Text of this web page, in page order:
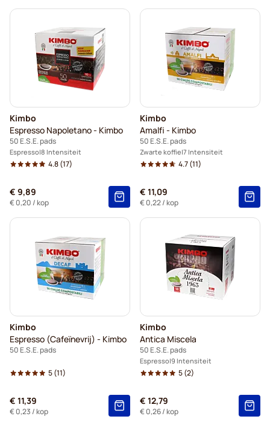
Kimbo
Espresso Napoletano - Kimbo
50 E.S.E. pads
Espresso 8 Intensiteit
4.8(17)
€ 9,89
€ 0,20 / kop
Kimbo
Amalfi - Kimbo
50 E.S.E. pads
Zwarte koffie 7 Intensiteit
4.7(11)
€ 11,09
€ 0,22/ kop
Kimbo
Espresso (Cafeïnevrij) - Kimbo
50 E.S.E. pads
5(11)
€ 11,39
€ 0,23 / kop
Kimbo
Antica Miscela
50 E.S.E. pads
Espresso 9 Intensiteit
5(2)
€ 12,79
€ 0,26/ kop